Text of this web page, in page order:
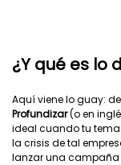
¿Y qué es lo
Aquí viene lo guay:
Profundizar(o en
ideal cuando tu tema
la crisis de tal
lanzar una campaña